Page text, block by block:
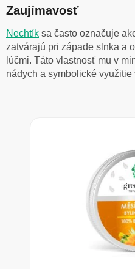
Zaujímavosť
Nechtík sa často označuje
zatvárajú pri západe slnka a
lúčmi. Táto vlastnosť mu v
nádych a symbolické využitie